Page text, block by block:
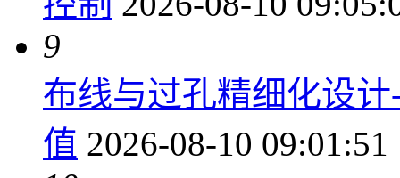
9
布线与过孔精细化设
值 2026-08-10 09:01:51